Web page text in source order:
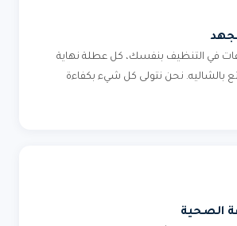
في التنظيف بنفسك، كل عطلة نهاية
بالشاليه. نحن نتولى كل شيء بكفاءة
الصحية